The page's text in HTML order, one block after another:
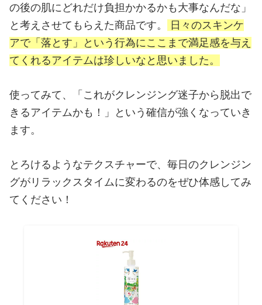
の後の肌にどれだけ負担かかるかも大事なんだな」
と考えさせてもらえた商品です。
日々のスキンケ
アで「落とす」という行為にここまで満足感を与え
てくれるアイテムは珍しいなと思いました。
使ってみて、「これがクレンジング迷子から脱出で
きるアイテムかも！」という確信が強くなっていき
ます。
とろけるようなテクスチャーで、毎日のクレンジン
グがリラックスタイムに変わるのをぜひ体感してみ
てください！